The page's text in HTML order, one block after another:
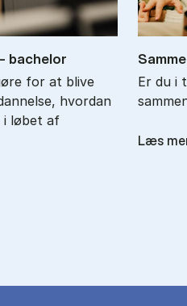
ba­chel­or
for at blive
hvordan
i løbet af
Er du i
Læs